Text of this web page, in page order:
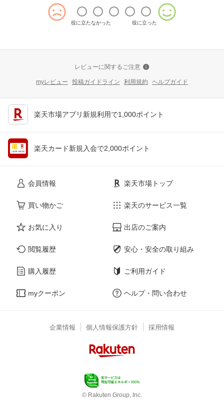
役に立たなかった 役に立った
レビューに関するご注意
myレビュー 投稿ガイドライン 利用規約 ヘルプガイド
楽天市場アプリ新規利用で1,000ポイント
楽天カード新規入会で2,000ポイント
会員情報
買い物かご
お気に入り
閲覧履歴
購入履歴
myクーポン
楽天市場トップ
楽天のサービス一覧
出店のご案内
安心・安全の取り組み
ご利用ガイド
ヘルプ・問い合わせ
企業情報 個人情報保護方針 採用情報
© Rakuten Group, Inc.